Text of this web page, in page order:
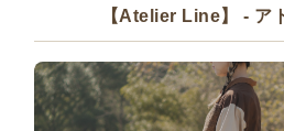
【Atelier Line】 - ア